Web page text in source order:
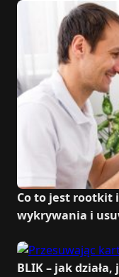
Co to jest rootkit
wykrywania i
BLIK – jak